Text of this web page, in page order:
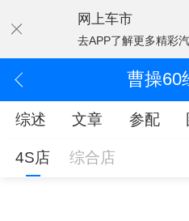
网上车市
去APP了解更多精彩
曹操60
综述 文章 参配
4S店 综合店